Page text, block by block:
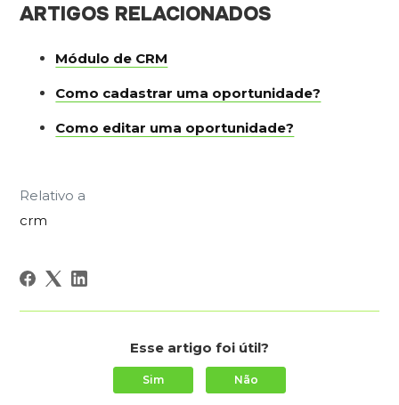
ARTIGOS RELACIONADOS
Módulo de CRM
Como cadastrar uma oportunidade?
Como editar uma oportunidade?
Relativo a
crm
Esse artigo foi útil?
Sim Não